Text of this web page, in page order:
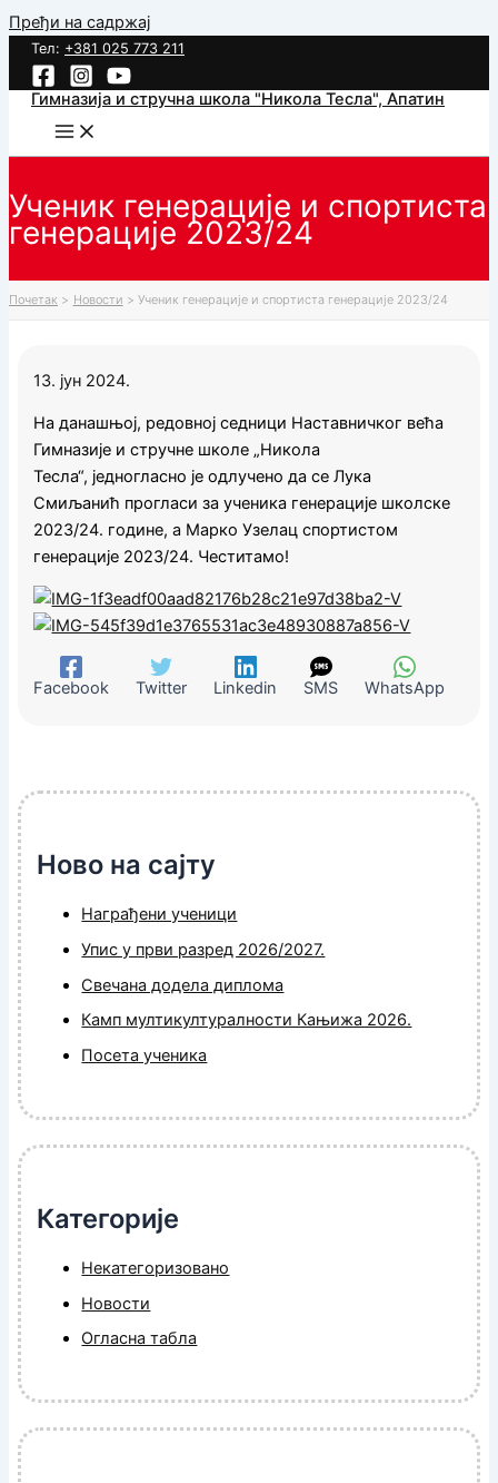
Пређи на садржај
Тел: +381 025 773 211
Гимназија и стручна школа "Никола Тесла", Апатин
Ученик генерације и спортиста
генерације 2023/24
Почетак Новости Ученик генерације и спортиста генерације 2023/24
13. јун 2024.
На данашњој, редовној седници Наставничког већа
Гимназије и стручне школе „Никола
Тесла“, једногласно је одлучено да се Лука
Смиљанић прогласи за ученика генерације школске
2023/24. године, а Марко Узелац спортистом
генерације 2023/24. Честитамо!
Facebook Twitter Linkedin SMS WhatsApp
Ново на сајту
Награђени ученици
Упис у први разред 2026/2027.
Свечана додела диплома
Камп мултикултуралности Кањижа 2026.
Посета ученика
Категорије
Некатегоризовано
Новости
Огласна табла